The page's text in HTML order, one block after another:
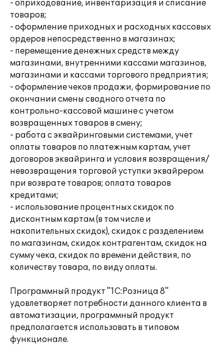
- оприходование, инвентаризация и списание
товаров;
- оформление приходных и расходных кассовых
ордеров непосредственно в магазинах;
- перемещение денежных средств между
магазинами, внутренними кассами магазинов,
магазинами и кассами торгового предприятия;
- оформление чеков продажи, формирование по
окончании смены сводного отчета по
контрольно-кассовой машине с учетом
возвращенных товаров в смену;
- работа с эквайринговыми системами, учет
оплаты товаров по платежным картам, учет
договоров эквайринга и условия возвращения/
невозвращения торговой уступки эквайрером
при возврате товаров; оплата товаров
кредитами;
- использование процентных скидок по
дисконтным картам (в том числе и
накопительных скидок), скидок с разделением
по магазинам, скидок контрагентам, скидок на
сумму чека, скидок по времени действия, по
количеству товара, по виду оплаты.
Программный продукт "1С:Розница 8"
удовлетворяет потребности данного клиента в
автоматизации, программный продукт
предполагается использовать в типовом
функционале.